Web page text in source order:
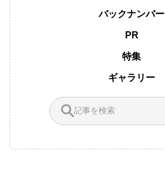
バックナンバー
PR
特集
ギャラリー